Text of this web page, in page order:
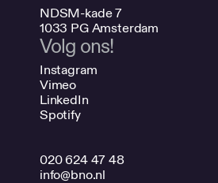
NDSM-kade 7
1033 PG Amsterdam
Volg ons!
Instagram
Vimeo
LinkedIn
Spotify
020 624 47 48
info@bno.nl